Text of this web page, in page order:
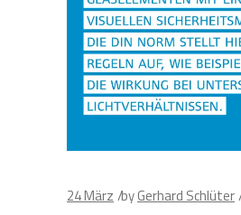
24März byGerhard Schlüter